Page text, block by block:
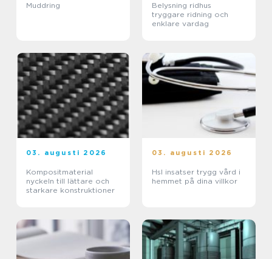
Muddring
Belysning ridhus
tryggare ridning och
enklare vardag
03. augusti 2026
Kompositmaterial
nyckeln till lättare och
starkare konstruktioner
03. augusti 2026
Hsl insatser trygg vård i
hemmet på dina villkor